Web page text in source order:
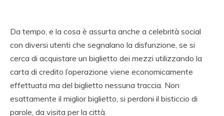
Da tempo, e la cosa è assurta anche a celebrità social
con diversi utenti che segnalano la disfunzione, se si
cerca di acquistare un biglietto dei mezzi utilizzando la
carta di credito l’operazione viene economicamente
effettuata ma del biglietto nessuna traccia. Non
esattamente il miglior biglietto, si perdoni il bisticcio di
parole, da visita per la città.